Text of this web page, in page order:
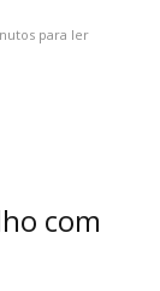
para ler
com